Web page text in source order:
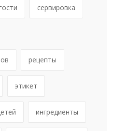
сервировка
рецепты
этикет
ингредиенты